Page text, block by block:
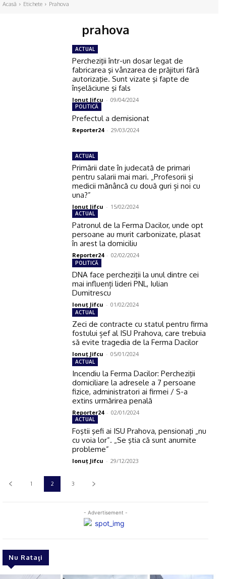
Acasă Etichete Prahova
prahova
- Advertisement -
Nu Rataţi
ACTUAL
Percheziţii într-un dosar legat de
fabricarea şi vânzarea de prăjituri fără
autorizaţie. Sunt vizate şi fapte de
înşelăciune şi fals
Ionuţ Jifcu - 09/04/2024
POLITICĂ
Prefectul a demisionat
Reporter24 - 29/03/2024
ACTUAL
Primării date în judecată de primari
pentru salarii mai mari. „Profesorii și
medicii mănâncă cu două guri și noi cu
una?”
Ionuţ Jifcu - 15/02/2024
ACTUAL
Patronul de la Ferma Dacilor, unde opt
persoane au murit carbonizate, plasat
în arest la domiciliu
Reporter24 - 02/02/2024
POLITICĂ
DNA face percheziţii la unul dintre cei
mai influenți lideri PNL, Iulian
Dumitrescu
Ionuţ Jifcu - 01/02/2024
ACTUAL
Zeci de contracte cu statul pentru firma
fostului șef al ISU Prahova, care trebuia
să evite tragedia de la Ferma Dacilor
Ionuţ Jifcu - 05/01/2024
ACTUAL
Incendiu la Ferma Dacilor: Percheziţii
domiciliare la adresele a 7 persoane
fizice, administratori ai firmei / S-a
extins urmărirea penală
Reporter24 - 02/01/2024
ACTUAL
Foştii şefi ai ISU Prahova, pensionaţi „nu
cu voia lor”. „Se ştia că sunt anumite
probleme”
Ionuţ Jifcu - 29/12/2023
1 2 3